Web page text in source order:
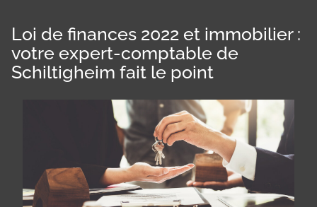
Loi de finances 2022 et immobilier :
votre expert-comptable de
Schiltigheim fait le point